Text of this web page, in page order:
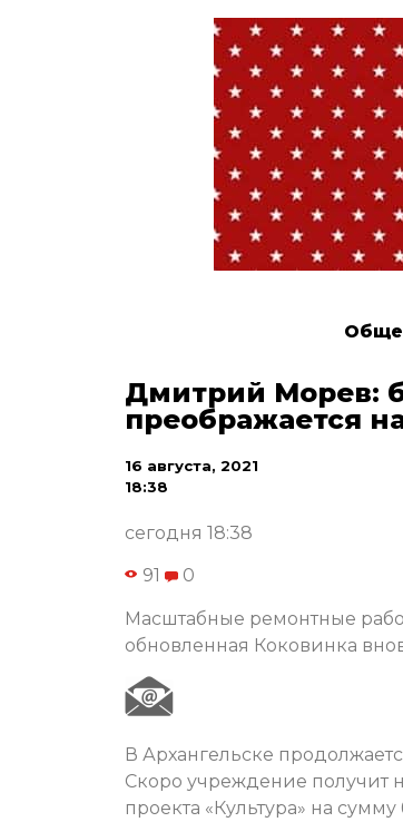
Дмитрий Морев:
преображается
16 августа, 2021
18:38
сегодня 18:38
91 0
Масштабные ремонтные
обновленная Коковинка
В Архангельске
Скоро учреждение получит
проекта «Культура» на